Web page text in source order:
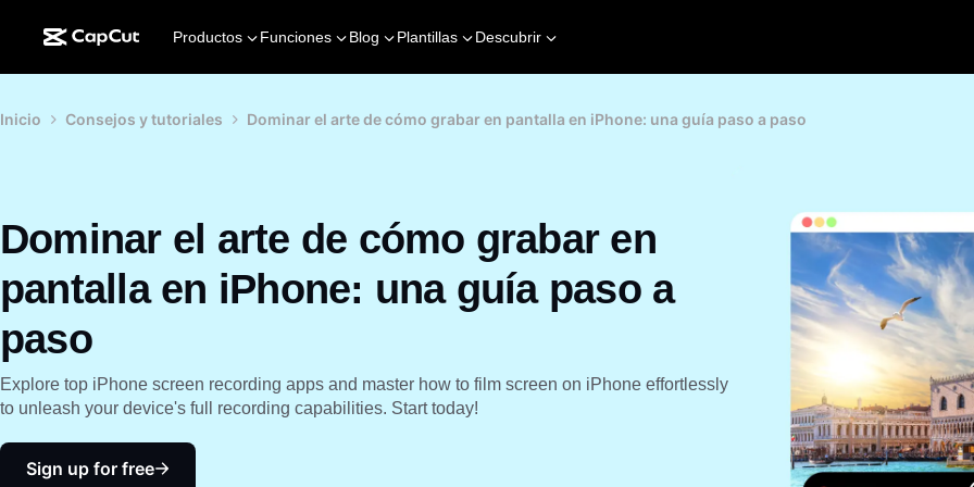
Productos Funciones Blog Plantillas Descubrir
Inicio Consejos y tutoriales Dominar el arte de cómo grabar en pantalla en iPhone: una guía paso a paso
Dominar el arte de cómo grabar en
pantalla en iPhone: una guía paso a
paso
Explore top iPhone screen recording apps and master how to film screen on iPhone effortlessly
to unleash your device's full recording capabilities. Start today!
Sign up for free